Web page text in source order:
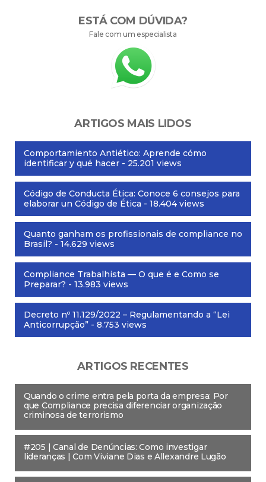
ESTÁ COM DÚVIDA?
Fale com um especialista
ARTIGOS MAIS LIDOS
Comportamiento Antiético: Aprende cómo
identificar y qué hacer - 25.201 views
Código de Conducta Ética: Conoce 6 consejos para
elaborar un Código de Ética - 18.404 views
Quanto ganham os profissionais de compliance no
Brasil? - 14.629 views
Compliance Trabalhista — O que é e Como se
Preparar? - 13.983 views
Decreto nº 11.129/2022 – Regulamentando a “Lei
Anticorrupção” - 8.753 views
ARTIGOS RECENTES
Quando o crime entra pela porta da empresa: Por
que Compliance precisa diferenciar organização
criminosa de terrorismo
#205 | Canal de Denúncias: Como investigar
lideranças | Com Viviane Dias e Allexandre Lugão